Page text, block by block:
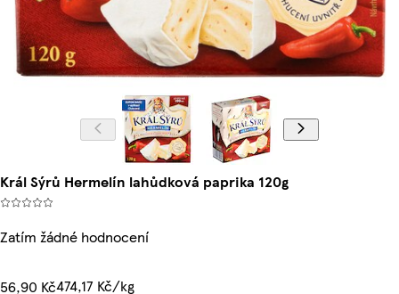
Král Sýrů Hermelín lahůdková paprika 120g
Zatím žádné hodnocení
56,90 Kč474,17 Kč/kg